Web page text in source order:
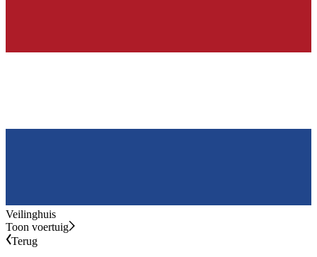
Veilinghuis
Toon voertuig
Terug